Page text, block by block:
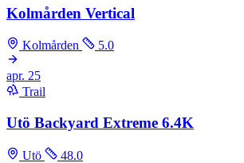
Kolmården Vertical
Kolmården 5.0
apr. 25
Trail
Utö Backyard Extreme 6.4K
Utö 48.0